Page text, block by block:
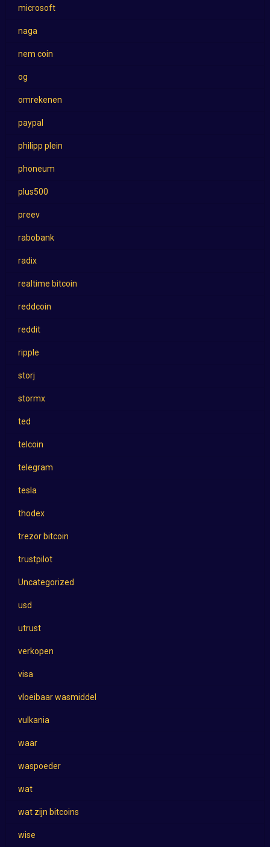
microsoft
naga
nem coin
og
omrekenen
paypal
philipp plein
phoneum
plus500
preev
rabobank
radix
realtime bitcoin
reddcoin
reddit
ripple
storj
stormx
ted
telcoin
telegram
tesla
thodex
trezor bitcoin
trustpilot
Uncategorized
usd
utrust
verkopen
visa
vloeibaar wasmiddel
vulkania
waar
waspoeder
wat
wat zijn bitcoins
wise